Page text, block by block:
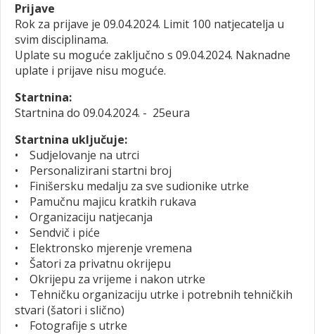
Prijave
Rok za prijave je 09.04.2024. Limit 100 natjecatelja u
svim disciplinama.
Uplate su moguće zaključno s 09.04.2024. Naknadne
uplate i prijave nisu moguće.
Startnina:
Startnina do 09.04.2024. - 25eura
Startnina uključuje:
• Sudjelovanje na utrci
• Personalizirani startni broj
• Finišersku medalju za sve sudionike utrke
• Pamučnu majicu kratkih rukava
• Organizaciju natjecanja
• Sendvič i piće
• Elektronsko mjerenje vremena
• Šatori za privatnu okrijepu
• Okrijepu za vrijeme i nakon utrke
• Tehničku organizaciju utrke i potrebnih tehničkih
stvari (šatori i slično)
• Fotografije s utrke